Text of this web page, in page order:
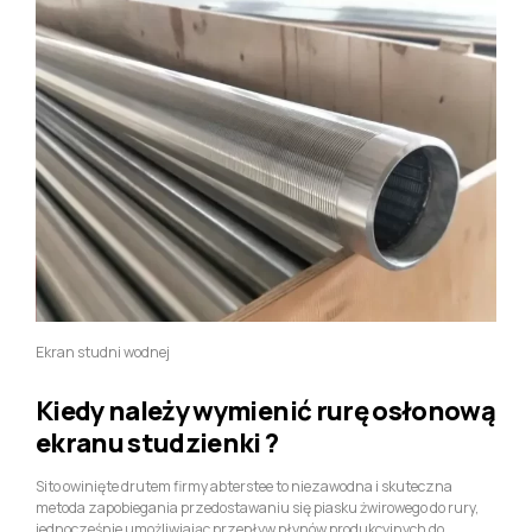
rozwiązanie. Skonsultuj się ze specjalistą, aby ustalić, czy mostkowe
rury ekranowe szczelinowe są odpowiednie dla Twoich konkretnych
potrzeb i zapewnić długoterminową produktywność i wydajność
systemu studni.
Ekran studni wodnej
Kiedy należy wymienić rurę osłonową
ekranu studzienki ?
Sito owinięte drutem firmy abterstee to niezawodna i skuteczna
metoda zapobiegania przedostawaniu się piasku żwirowego do rury,